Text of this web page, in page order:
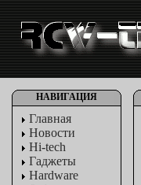
НАВИГАЦИЯ
Главная
Новости
Hi-tech
Гаджеты
Hardware